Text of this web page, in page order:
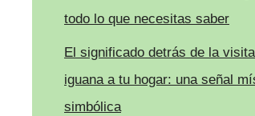
todo lo que necesitas saber
El significado detrás de la
iguana a tu hogar: una señal
simbólica